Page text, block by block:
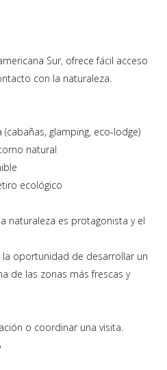
Sur, ofrece fácil acceso
con la naturaleza.
glamping, eco-lodge)
natural
ecológico
naturaleza es protagonista y el
oportunidad de desarrollar un
de las zonas más frescas y
o coordinar una visita.